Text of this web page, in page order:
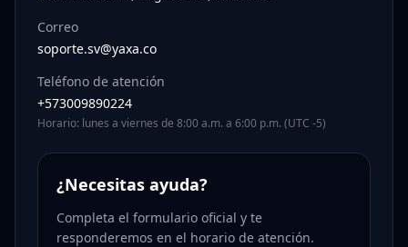
Correo
soporte.sv@yaxa.co
Teléfono de atención
+573009890224
Horario: lunes a viernes de 8:00 a.m. a 6:00 p.m. (UTC -5)
¿Necesitas ayuda?
Completa el formulario oficial y te
responderemos en el horario de atención.